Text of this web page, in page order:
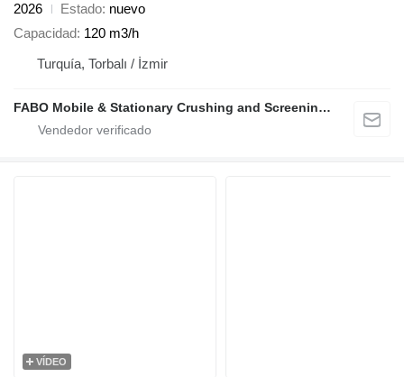
2026
Estado nuevo
Capacidad 120 m3/h
Turquía, Torbalı / İzmir
FABO Mobile & Stationary Crushing and Screening Plants | Concrete Batching Plants Manufacturer
VÍDEO